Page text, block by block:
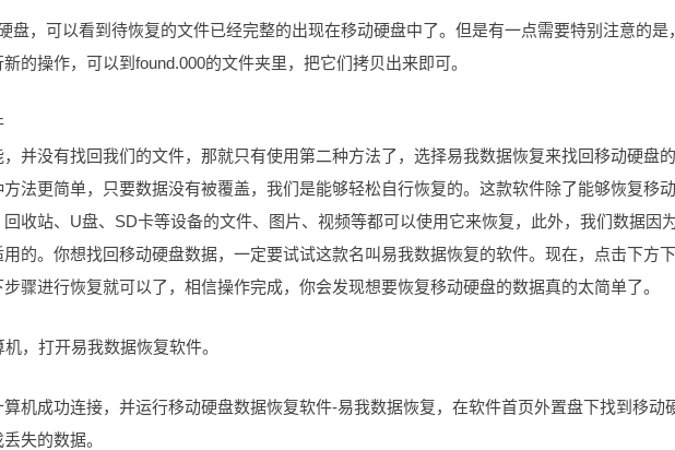
盘，可以看到待恢复的文件已经完整的出现在移动硬盘中了。但是有一点需要特别注意的是
的操作，可以到found.000的文件夹里，把它们拷贝出来即可。
并没有找回我们的文件，那就只有使用第二种方法了，选择易我数据恢复来找回移动硬盘
法更简单，只要数据没有被覆盖，我们是能够轻松自行恢复的。这款软件除了能够恢复移
收站、U盘、SD卡等设备的文件、图片、视频等都可以使用它来恢复，此外，我们数据因
的。你想找回移动硬盘数据，一定要试试这款名叫易我数据恢复的软件。现在，点击下方
骤进行恢复就可以了，相信操作完成，你会发现想要恢复移动硬盘的数据真的太简单了。
，打开易我数据恢复软件。
机成功连接，并运行移动硬盘数据恢复软件-易我数据恢复，在软件首页外置盘下找到移动
失的数据。